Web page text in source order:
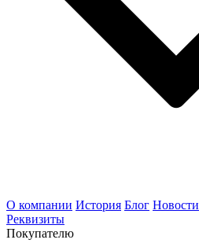
О компании История Блог Новости
Реквизиты
Покупателю